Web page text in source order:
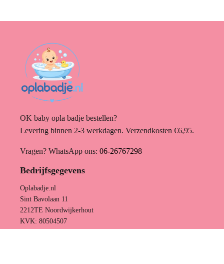
OK baby opla badje bestellen?
Levering binnen 2-3 werkdagen. Verzendkosten €6,95.
Vragen? WhatsApp ons: 06-26767298
Bedrijfsgegevens
Oplabadje.nl
Sint Bavolaan 11
2212TE Noordwijkerhout
KVK: 80504507